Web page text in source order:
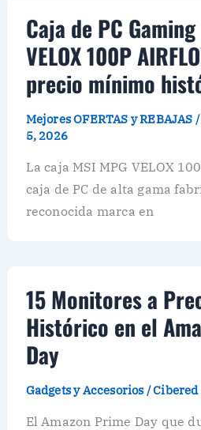
Caja de PC
VELOX 100P
precio mínimo
Mejores OFERTAS y REBAJAS
5, 2026
La caja MSI MPG VELOX
caja de PC de alta gama
reconocida marca en
15 Monitores a
Histórico en el
Day
Gadgets y Accesorios /Cibered
El Amazon Prime Day que